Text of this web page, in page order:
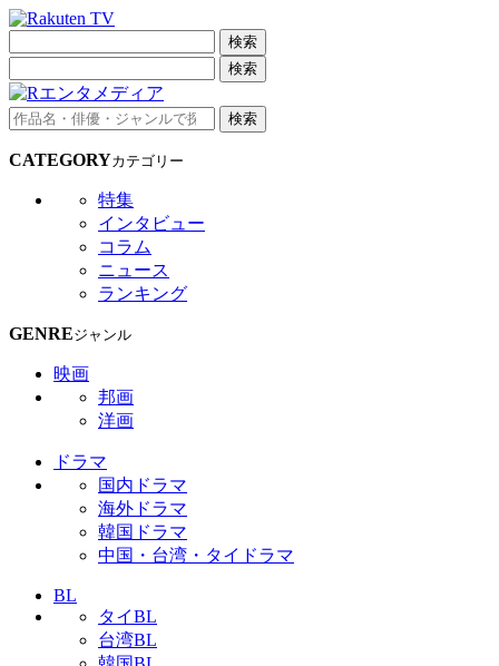
検索
検索
検索
CATEGORYカテゴリー
特集
インタビュー
コラム
ニュース
ランキング
GENREジャンル
映画
邦画
洋画
ドラマ
国内ドラマ
海外ドラマ
韓国ドラマ
中国・台湾・タイドラマ
BL
タイBL
台湾BL